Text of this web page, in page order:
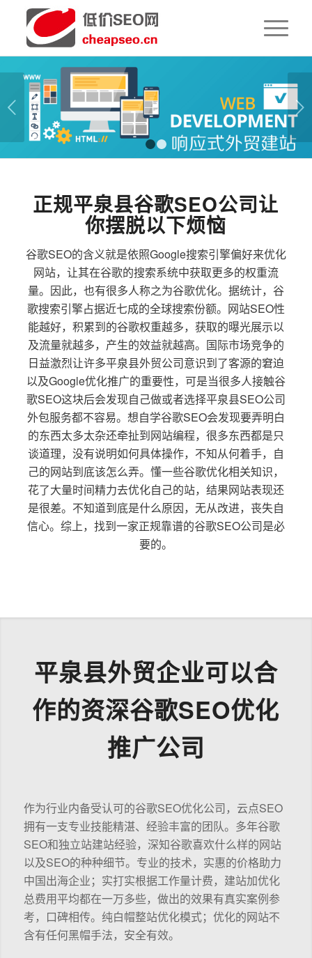
下一页
1 2
正规平泉县谷歌SEO公司让
你摆脱以下烦恼
谷歌SEO的含义就是依照Google搜索引擎偏好来优化
网站，让其在谷歌的搜索系统中获取更多的权重流
量。因此，也有很多人称之为谷歌优化。据统计，谷
歌搜索引擎占据近七成的全球搜索份额。网站SEO性
能越好，积累到的谷歌权重越多，获取的曝光展示以
及流量就越多，产生的效益就越高。国际市场竞争的
日益激烈让许多平泉县外贸公司意识到了客源的窘迫
以及Google优化推广的重要性，可是当很多人接触谷
歌SEO这块后会发现自己做或者选择平泉县SEO公司
外包服务都不容易。想自学谷歌SEO会发现要弄明白
的东西太多太杂还牵扯到网站编程，很多东西都是只
谈道理，没有说明如何具体操作，不知从何着手，自
己的网站到底该怎么弄。懂一些谷歌优化相关知识，
花了大量时间精力去优化自己的站，结果网站表现还
是很差。不知道到底是什么原因，无从改进，丧失自
信心。综上，找到一家正规靠谱的谷歌SEO公司是必
要的。
平泉县外贸企业可以合
作的资深谷歌SEO优化
推广公司
作为行业内备受认可的谷歌SEO优化公司，云点SEO
拥有一支专业技能精湛、经验丰富的团队。多年谷歌
SEO和独立站建站经验，深知谷歌喜欢什么样的网站
以及SEO的种种细节。专业的技术，实惠的价格助力
中国出海企业；实打实根据工作量计费，建站加优化
总费用平均都在一万多些，做出的效果有真实案例参
考，口碑相传。纯白帽整站优化模式；优化的网站不
含有任何黑帽手法，安全有效。